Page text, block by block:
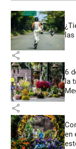
share
6
la
share
en